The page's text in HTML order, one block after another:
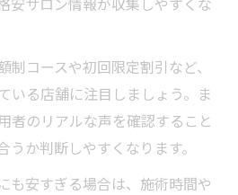
コースや初回限定割引など、
いる店舗に注目しましょう。ま
者のリアルな声を確認すること
か判断しやすくなります。
も安すぎる場合は、施術時間や